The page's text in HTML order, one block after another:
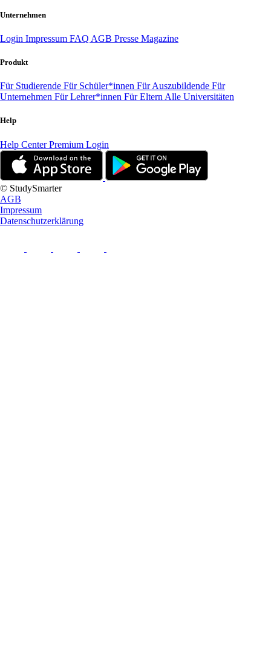
Unternehmen
Login Impressum FAQ AGB Presse Magazine
Produkt
Für Studierende Für Schüler*innen Für Auszubildende Für
Unternehmen Für Lehrer*innen Für Eltern Alle Universitäten
Help
Help CenterPremium Login
© StudySmarter
AGB
Impressum
Datenschutzerklärung